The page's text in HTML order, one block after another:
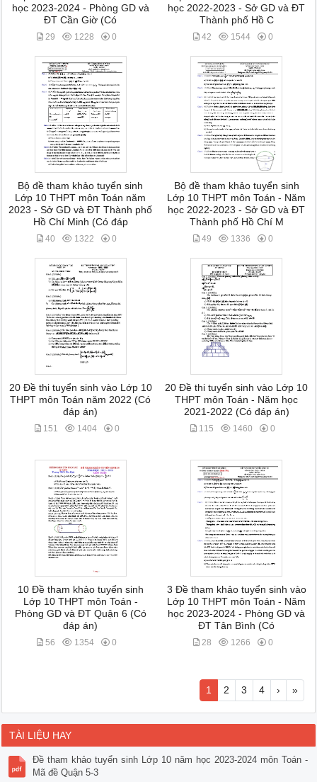
học 2023-2024 - Phòng GD và
ĐT Cần Giờ (Có
29 1228 0
học 2022-2023 - Sở GD và ĐT
Thành phố Hồ C
42 1544 0
Bộ đề tham khảo tuyển sinh
Lớp 10 THPT môn Toán năm
2023 - Sở GD và ĐT Thành phố
Hồ Chí Minh (Có đáp
40 1322 0
Bộ đề tham khảo tuyển sinh
Lớp 10 THPT môn Toán - Năm
học 2022-2023 - Sở GD và ĐT
Thành phố Hồ Chí M
49 1336 0
20 Đề thi tuyển sinh vào Lớp 10
THPT môn Toán năm 2022 (Có
đáp án)
151 1404 0
20 Đề thi tuyển sinh vào Lớp 10
THPT môn Toán - Năm học
2021-2022 (Có đáp án)
115 1460 0
10 Đề tham khảo tuyển sinh
Lớp 10 THPT môn Toán -
Phòng GD và ĐT Quận 6 (Có
đáp án)
56 1354 0
3 Đề tham khảo tuyển sinh vào
Lớp 10 THPT môn Toán - Năm
học 2023-2024 - Phòng GD và
ĐT Tân Bình (Có
28 1266 0
1 2 3 4 › »
TÀI LIỆU HAY
Đề tham khảo tuyển sinh Lớp 10 năm học 2023-2024 môn Toán -
Mã đề Quận 5-3